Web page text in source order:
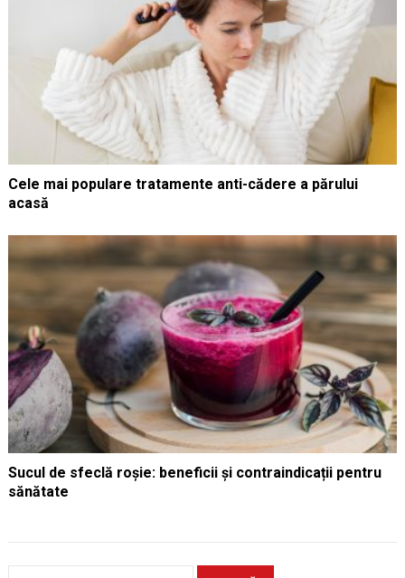
Cele mai populare tratamente anti-cădere a părului
acasă
Sucul de sfeclă roșie: beneficii și contraindicații pentru
sănătate